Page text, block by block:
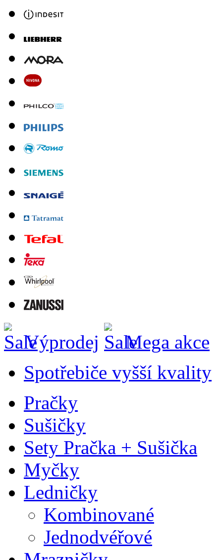
Výprodej
Mega akce
Spotřebiče vyšší kvality
Pračky
Sušičky
Sety Pračka + Sušička
Myčky
Ledničky
Kombinované
Jednodvéřové